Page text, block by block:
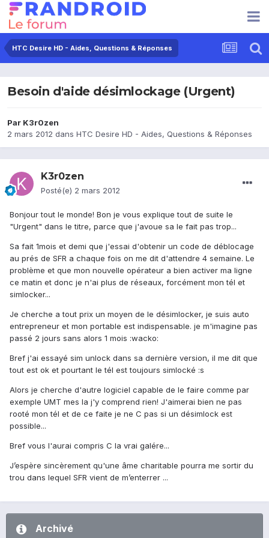
HTC Desire HD - Aides, Questions & Réponses
Besoin d'aide désimlockage (Urgent)
Par K3r0zen
2 mars 2012 dans HTC Desire HD - Aides, Questions & Réponses
K3r0zen
Posté(e) 2 mars 2012
Bonjour tout le monde! Bon je vous explique tout de suite le
"Urgent" dans le titre, parce que j'avoue sa le fait pas trop...
Sa fait 1mois et demi que j'essai d'obtenir un code de déblocage
au prés de SFR a chaque fois on me dit d'attendre 4 semaine. Le
problème et que mon nouvelle opérateur a bien activer ma ligne
ce matin et donc je n'ai plus de réseaux, forcément mon tél et
simlocker...
Je cherche a tout prix un moyen de le désimlocker, je suis auto
entrepreneur et mon portable est indispensable. je m'imagine pas
passé 2 jours sans alors 1 mois :wacko:
Bref j'ai essayé sim unlock dans sa dernière version, il me dit que
tout est ok et pourtant le tél est toujours simlocké :s
Alors je cherche d'autre logiciel capable de le faire comme par
exemple UMT mes la j'y comprend rien! J'aimerai bien ne pas
rooté mon tél et de ce faite je ne C pas si un désimlock est
possible...
Bref vous l'aurai compris C la vrai galére...
J’espère sincèrement qu'une âme charitable pourra me sortir du
trou dans lequel SFR vient de m’enterrer ...
Archivé